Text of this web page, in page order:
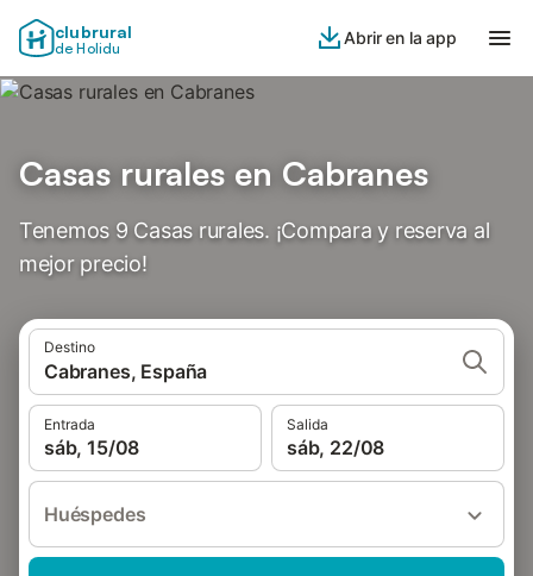
clubrural
de Holidu
Abrir en la app
Casas rurales en Cabranes
Tenemos 9 Casas rurales. ¡Compara y reserva al
mejor precio!
Destino
Cabranes, España
Entrada
sáb, 15/08
Salida
sáb, 22/08
Huéspedes